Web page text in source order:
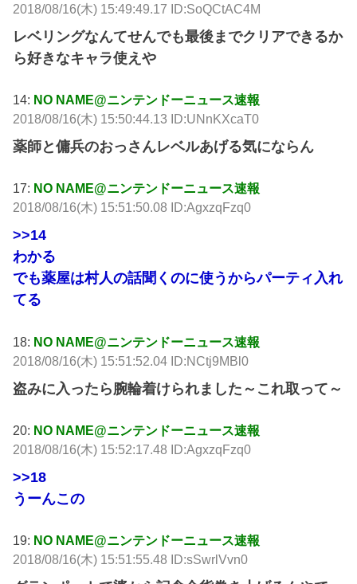
2018/08/16(木) 15:49:49.17 ID:SoQCtAC4M
レベリングなんてせんでも最後までクリアできるか
ら好きなキャラ使えや
14: NO NAME@ニンテンドーニュース速報
2018/08/16(木) 15:50:44.13 ID:UNnKXcaT0
薬師と傭兵のおっさんレベルあげる気にならん
17: NO NAME@ニンテンドーニュース速報
2018/08/16(木) 15:51:50.08 ID:AgxzqFzq0
>>14
わかる
でも薬屋は村人の話聞くのに使うからパーティ入れ
てる
18: NO NAME@ニンテンドーニュース速報
2018/08/16(木) 15:51:52.04 ID:NCtj9MBl0
盗みに入ったら腕輪着けられました～これ取って～
20: NO NAME@ニンテンドーニュース速報
2018/08/16(木) 15:52:17.48 ID:AgxzqFzq0
>>18
うーんこの
19: NO NAME@ニンテンドーニュース速報
2018/08/16(木) 15:51:55.48 ID:sSwrlVvn0